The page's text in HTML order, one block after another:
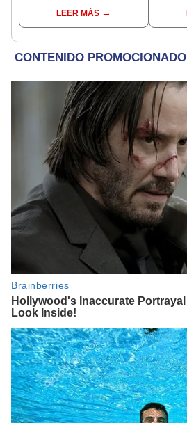
probado en mi vida”
LEER MÁS